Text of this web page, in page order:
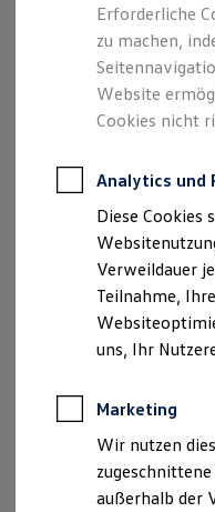
Leasing
Leasing-
Junge
Leasing
Kfz-
Garantien
Geschäftskunden
Behörden
Anpfiff zum
Elektroautos
ID.
So geht
den
Erforderliche
zu machen,
Website
Cookies nicht
Analytics und
Diese
Verweildauer
Teilnahme,
uns, Ihr
Marketing
Wir nutzen
außerhalb der